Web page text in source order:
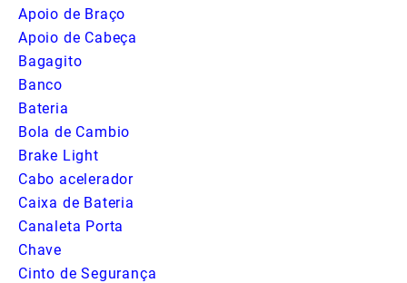
Apoio de Braço
Apoio de Cabeça
Bagagito
Banco
Bateria
Bola de Cambio
Brake Light
Cabo acelerador
Caixa de Bateria
Canaleta Porta
Chave
Cinto de Segurança